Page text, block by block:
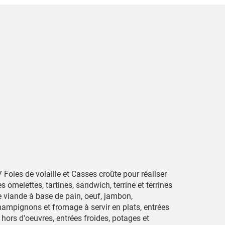
Foies de volaille et Casses croûte pour réaliser
omelettes, tartines, sandwich, terrine et terrines
viande à base de pain, oeuf, jambon,
et fromage à servir en plats, entrées
hors d'oeuvres, entrées froides, potages et